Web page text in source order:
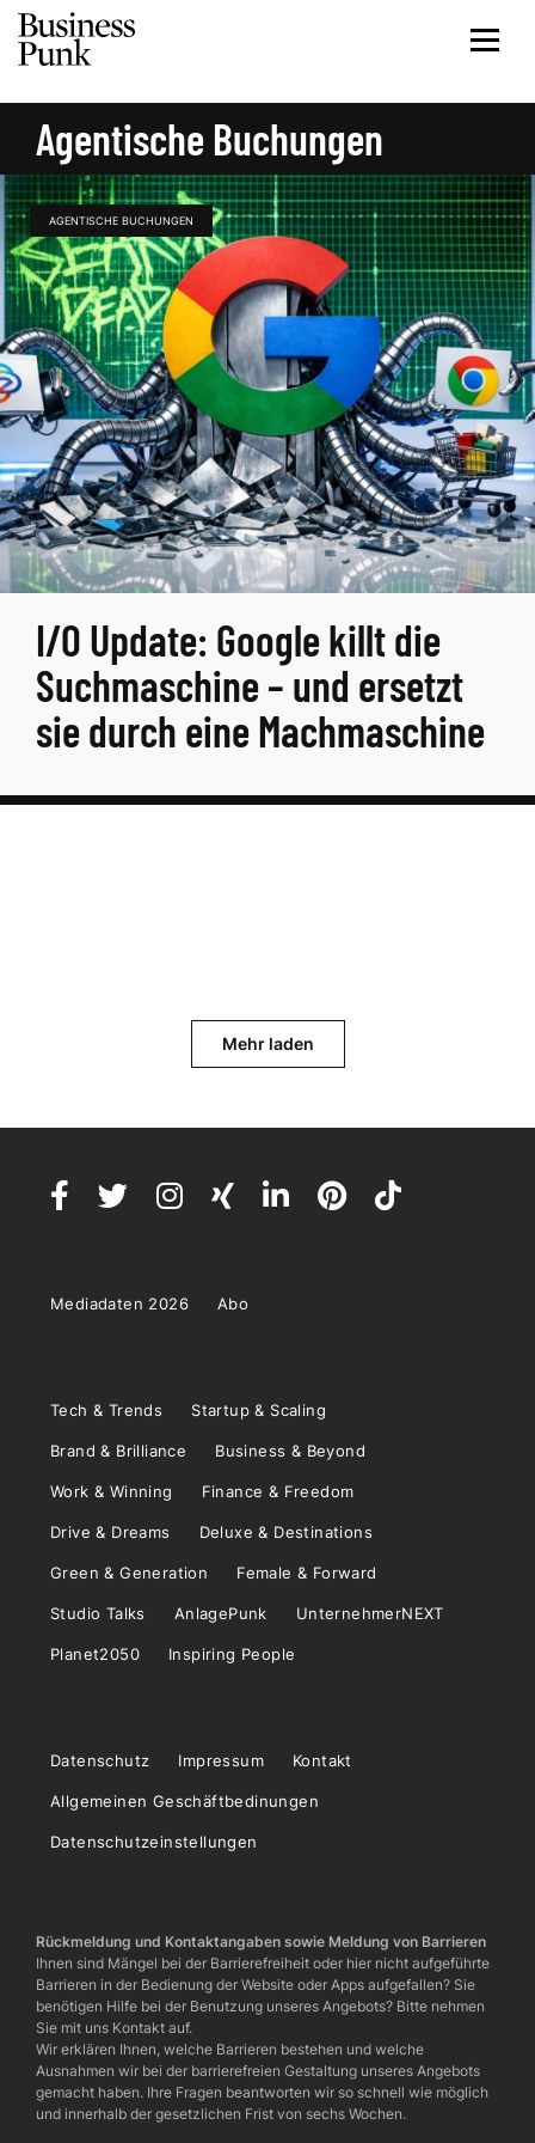
Agentische Buchungen
AGENTISCHE BUCHUNGEN
I/O Update: Google killt die
Suchmaschine – und ersetzt
sie durch eine Machmaschine
Mehr laden
Mediadaten 2026 Abo
Tech & Trends Startup & Scaling
Brand & Brilliance Business & Beyond
Work & Winning Finance & Freedom
Drive & Dreams Deluxe & Destinations
Green & Generation Female & Forward
Studio Talks AnlagePunk UnternehmerNEXT
Planet2050 Inspiring People
Datenschutz Impressum Kontakt
Allgemeinen Geschäftbedinungen
Datenschutzeinstellungen
Rückmeldung und Kontaktangaben sowie Meldung von Barrieren
Ihnen sind Mängel bei der Barrierefreiheit oder hier nicht aufgeführte
Barrieren in der Bedienung der Website oder Apps aufgefallen? Sie
benötigen Hilfe bei der Benutzung unseres Angebots? Bitte nehmen
Sie mit uns Kontakt auf.
Wir erklären Ihnen, welche Barrieren bestehen und welche
Ausnahmen wir bei der barrierefreien Gestaltung unseres Angebots
gemacht haben. Ihre Fragen beantworten wir so schnell wie möglich
und innerhalb der gesetzlichen Frist von sechs Wochen.